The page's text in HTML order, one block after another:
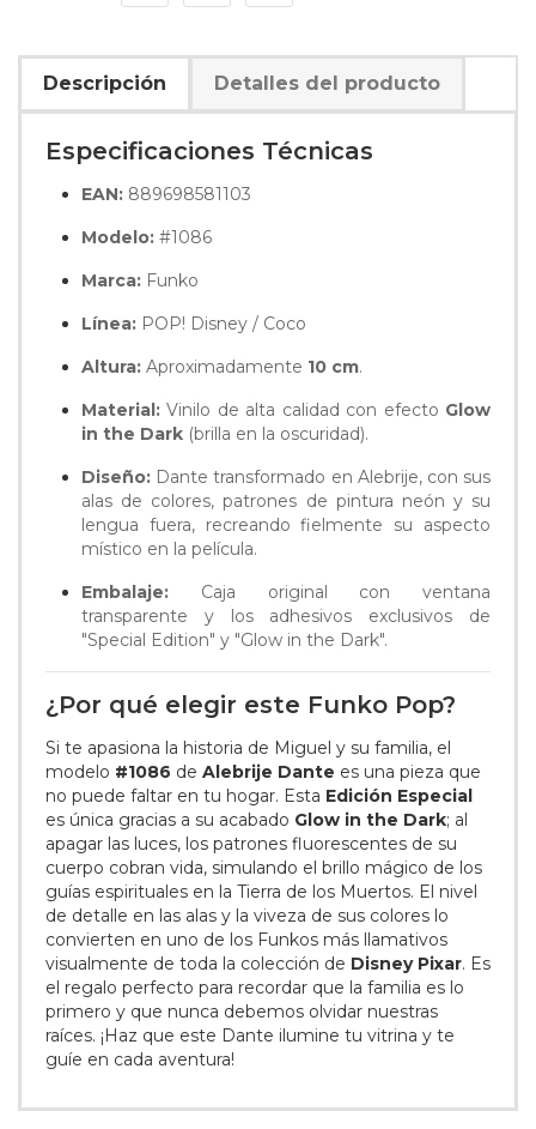
Descripción Detalles del producto
Especificaciones Técnicas
EAN: 889698581103
Modelo: #1086
Marca: Funko
Línea: POP! Disney / Coco
Altura: Aproximadamente 10 cm.
Material: Vinilo de alta calidad con efecto Glow
in the Dark (brilla en la oscuridad).
Diseño: Dante transformado en Alebrije, con sus
alas de colores, patrones de pintura neón y su
lengua fuera, recreando fielmente su aspecto
místico en la película.
Embalaje: Caja original con ventana
transparente y los adhesivos exclusivos de
"Special Edition" y "Glow in the Dark".
¿Por qué elegir este Funko Pop?
Si te apasiona la historia de Miguel y su familia, el
modelo #1086 de Alebrije Dante es una pieza que
no puede faltar en tu hogar. Esta Edición Especial
es única gracias a su acabado Glow in the Dark; al
apagar las luces, los patrones fluorescentes de su
cuerpo cobran vida, simulando el brillo mágico de los
guías espirituales en la Tierra de los Muertos. El nivel
de detalle en las alas y la viveza de sus colores lo
convierten en uno de los Funkos más llamativos
visualmente de toda la colección de Disney Pixar. Es
el regalo perfecto para recordar que la familia es lo
primero y que nunca debemos olvidar nuestras
raíces. ¡Haz que este Dante ilumine tu vitrina y te
guíe en cada aventura!